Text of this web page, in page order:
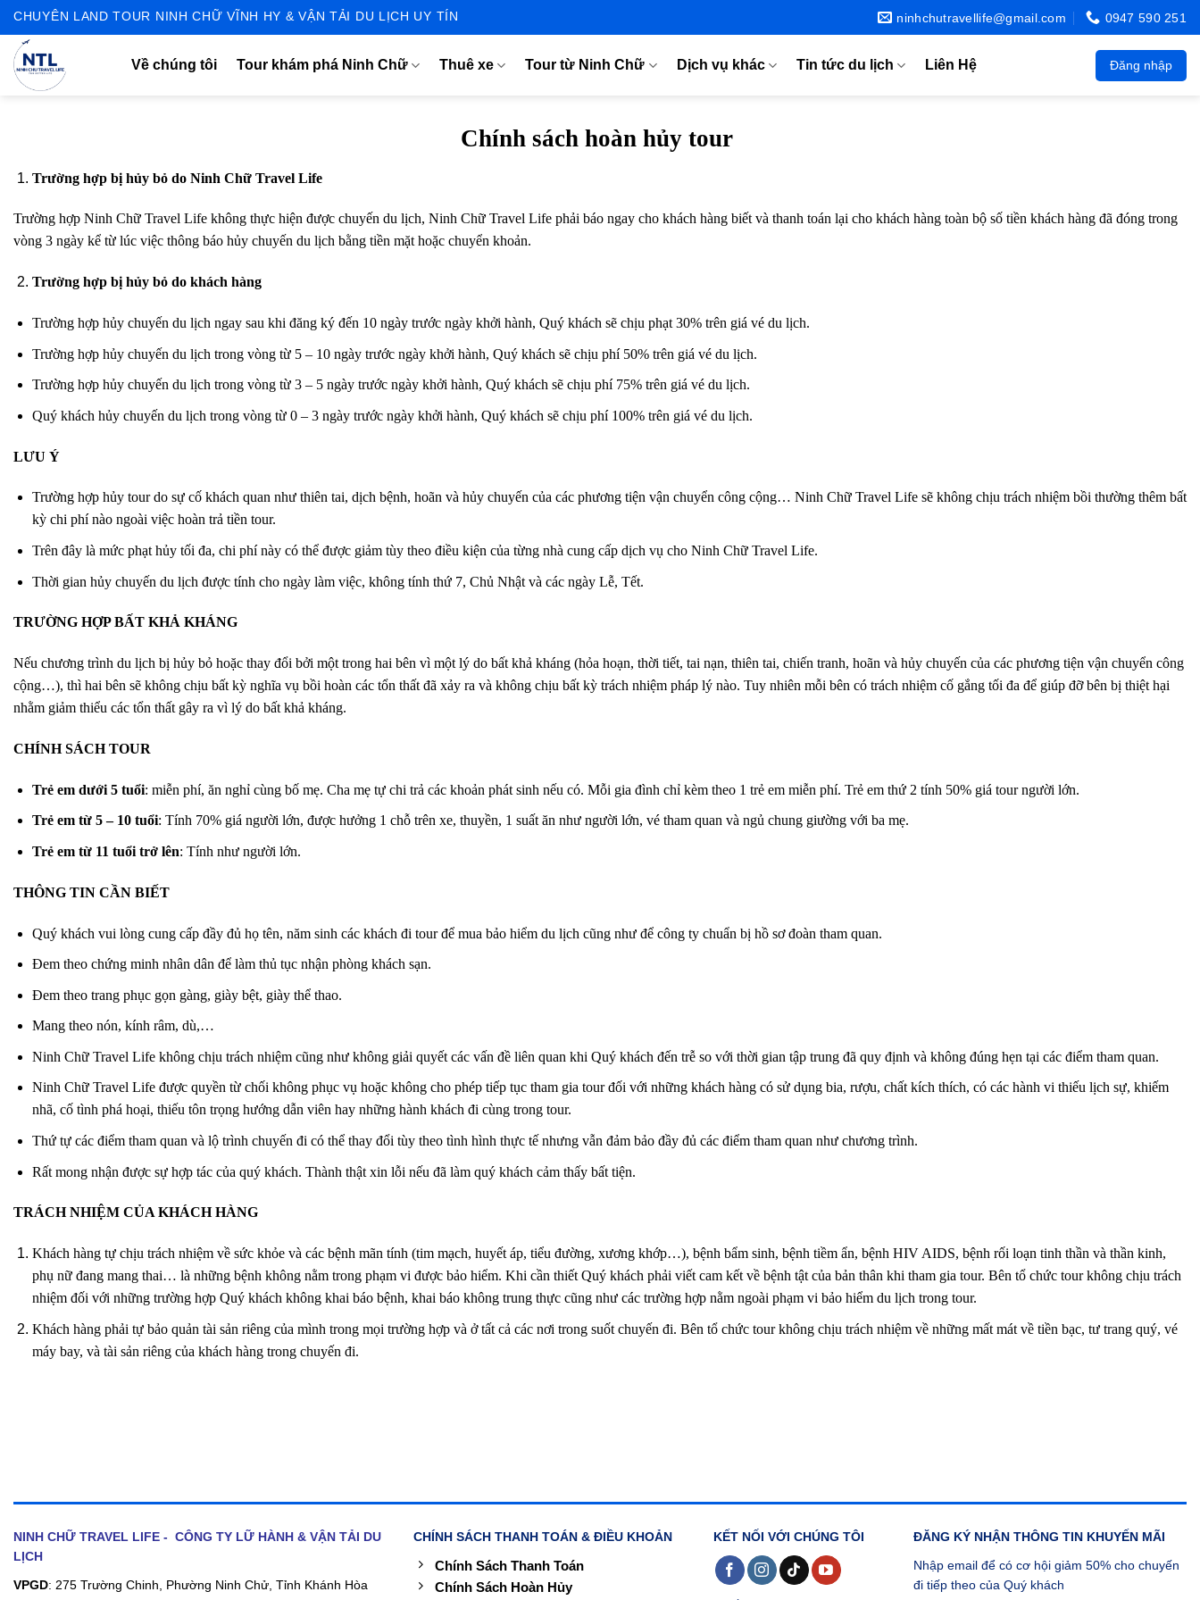
Skip
to
content
CHUYÊN LAND TOUR NINH CHỮ VĨNH HY & VẬN TẢI DU LỊCH UY TÍN ninhchutravellife@gmail.com 0947 590 251
Về chúng tôi Tour khám phá Ninh Chữ Thuê xe Tour từ Ninh Chữ Dịch vụ khác Tin tức du lịch Liên Hệ Đăng nhập
Chính sách hoàn hủy tour
Trường hợp bị hủy bỏ do Ninh Chữ Travel Life
Trường hợp Ninh Chữ Travel Life không thực hiện được chuyến du lịch, Ninh Chữ Travel Life phải báo ngay cho khách hàng biết và thanh toán lại cho khách hàng toàn bộ số tiền khách hàng đã đóng trong
vòng 3 ngày kể từ lúc việc thông báo hủy chuyến du lịch bằng tiền mặt hoặc chuyển khoản.
Trường hợp bị hủy bỏ do khách hàng
Trường hợp hủy chuyến du lịch ngay sau khi đăng ký đến 10 ngày trước ngày khởi hành, Quý khách sẽ chịu phạt 30% trên giá vé du lịch.
Trường hợp hủy chuyến du lịch trong vòng từ 5 – 10 ngày trước ngày khởi hành, Quý khách sẽ chịu phí 50% trên giá vé du lịch.
Trường hợp hủy chuyến du lịch trong vòng từ 3 – 5 ngày trước ngày khởi hành, Quý khách sẽ chịu phí 75% trên giá vé du lịch.
Quý khách hủy chuyến du lịch trong vòng từ 0 – 3 ngày trước ngày khởi hành, Quý khách sẽ chịu phí 100% trên giá vé du lịch.
LƯU Ý
Trường hợp hủy tour do sự cố khách quan như thiên tai, dịch bệnh, hoãn và hủy chuyến của các phương tiện vận chuyển công cộng… Ninh Chữ Travel Life sẽ không chịu trách nhiệm bồi thường thêm bất
kỳ chi phí nào ngoài việc hoàn trả tiền tour.
Trên đây là mức phạt hủy tối đa, chi phí này có thể được giảm tùy theo điều kiện của từng nhà cung cấp dịch vụ cho Ninh Chữ Travel Life.
Thời gian hủy chuyến du lịch được tính cho ngày làm việc, không tính thứ 7, Chủ Nhật và các ngày Lễ, Tết.
TRƯỜNG HỢP BẤT KHẢ KHÁNG
Nếu chương trình du lịch bị hủy bỏ hoặc thay đổi bởi một trong hai bên vì một lý do bất khả kháng (hỏa hoạn, thời tiết, tai nạn, thiên tai, chiến tranh, hoãn và hủy chuyến của các phương tiện vận chuyển công
cộng…), thì hai bên sẽ không chịu bất kỳ nghĩa vụ bồi hoàn các tổn thất đã xảy ra và không chịu bất kỳ trách nhiệm pháp lý nào. Tuy nhiên mỗi bên có trách nhiệm cố gắng tối đa để giúp đỡ bên bị thiệt hại
nhằm giảm thiểu các tổn thất gây ra vì lý do bất khả kháng.
CHÍNH SÁCH TOUR
Trẻ em dưới 5 tuổi: miễn phí, ăn nghỉ cùng bố mẹ. Cha mẹ tự chi trả các khoản phát sinh nếu có. Mỗi gia đình chỉ kèm theo 1 trẻ em miễn phí. Trẻ em thứ 2 tính 50% giá tour người lớn.
Trẻ em từ 5 – 10 tuổi: Tính 70% giá người lớn, được hưởng 1 chỗ trên xe, thuyền, 1 suất ăn như người lớn, vé tham quan và ngủ chung giường với ba mẹ.
Trẻ em từ 11 tuổi trở lên: Tính như người lớn.
THÔNG TIN CẦN BIẾT
Quý khách vui lòng cung cấp đầy đủ họ tên, năm sinh các khách đi tour để mua bảo hiểm du lịch cũng như để công ty chuẩn bị hồ sơ đoàn tham quan.
Đem theo chứng minh nhân dân để làm thủ tục nhận phòng khách sạn.
Đem theo trang phục gọn gàng, giày bệt, giày thể thao.
Mang theo nón, kính râm, dù,…
Ninh Chữ Travel Life không chịu trách nhiệm cũng như không giải quyết các vấn đề liên quan khi Quý khách đến trễ so với thời gian tập trung đã quy định và không đúng hẹn tại các điểm tham quan.
Ninh Chữ Travel Life được quyền từ chối không phục vụ hoặc không cho phép tiếp tục tham gia tour đối với những khách hàng có sử dụng bia, rượu, chất kích thích, có các hành vi thiếu lịch sự, khiếm
nhã, cố tình phá hoại, thiếu tôn trọng hướng dẫn viên hay những hành khách đi cùng trong tour.
Thứ tự các điểm tham quan và lộ trình chuyến đi có thể thay đổi tùy theo tình hình thực tế nhưng vẫn đảm bảo đầy đủ các điểm tham quan như chương trình.
Rất mong nhận được sự hợp tác của quý khách. Thành thật xin lỗi nếu đã làm quý khách cảm thấy bất tiện.
TRÁCH NHIỆM CỦA KHÁCH HÀNG
Khách hàng tự chịu trách nhiệm về sức khỏe và các bệnh mãn tính (tim mạch, huyết áp, tiểu đường, xương khớp…), bệnh bẩm sinh, bệnh tiềm ẩn, bệnh HIV AIDS, bệnh rối loạn tinh thần và thần kinh,
phụ nữ đang mang thai… là những bệnh không nằm trong phạm vi được bảo hiểm. Khi cần thiết Quý khách phải viết cam kết về bệnh tật của bản thân khi tham gia tour. Bên tổ chức tour không chịu trách
nhiệm đối với những trường hợp Quý khách không khai báo bệnh, khai báo không trung thực cũng như các trường hợp nằm ngoài phạm vi bảo hiểm du lịch trong tour.
Khách hàng phải tự bảo quản tài sản riêng của mình trong mọi trường hợp và ở tất cả các nơi trong suốt chuyến đi. Bên tổ chức tour không chịu trách nhiệm về những mất mát về tiền bạc, tư trang quý, vé
máy bay, và tài sản riêng của khách hàng trong chuyến đi.
NINH CHỮ TRAVEL LIFE - CÔNG TY LỮ HÀNH & VẬN TẢI DU
LỊCH
VPGD: 275 Trường Chinh, Phường Ninh Chử, Tỉnh Khánh Hòa
CHÍNH SÁCH THANH TOÁN & ĐIỀU KHOẢN
Chính Sách Thanh Toán
Chính Sách Hoàn Hủy
KẾT NỐI VỚI CHÚNG TÔI
ĐĂNG KÝ NHẬN THÔNG TIN KHUYẾN MÃI
Nhập email để có cơ hội giảm 50% cho chuyến
đi tiếp theo của Quý khách